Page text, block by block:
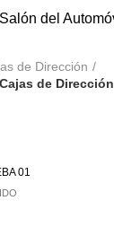
de Dirección
de Dirección
01